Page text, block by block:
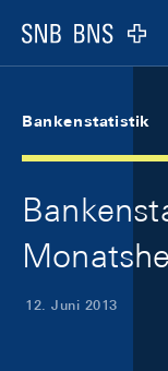
Logo
Bankenstatistik
12. Juni 2013